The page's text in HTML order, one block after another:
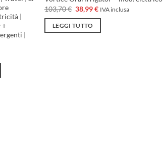
|
+
|
103,70€ Il
prezzo
originale
era:
38,99€IlIVA inclusa
LEGGI TUTTO